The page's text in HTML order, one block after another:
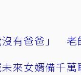
有爸爸」 老
來女婿備千萬